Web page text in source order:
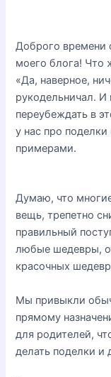
Доброго времени
моего блога! Что
«Да, наверное,
рукодельничал. И
переубеждать в
у нас про
примерами.
Думаю, что
вещь, трепетно
правильный
любые шедевры,
красочных
Мы привыкли
прямому
для родителей,
делать поделки и